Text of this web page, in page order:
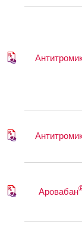
Аровабан